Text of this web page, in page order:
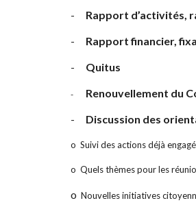
-
Rapport d’activités,
-
Rapport financier,
-
Quitus
-
Renouvellement du
-
Discussion des
o Suivi des actions déjà
o Quels thèmes pour les
o Nouvelles initiatives